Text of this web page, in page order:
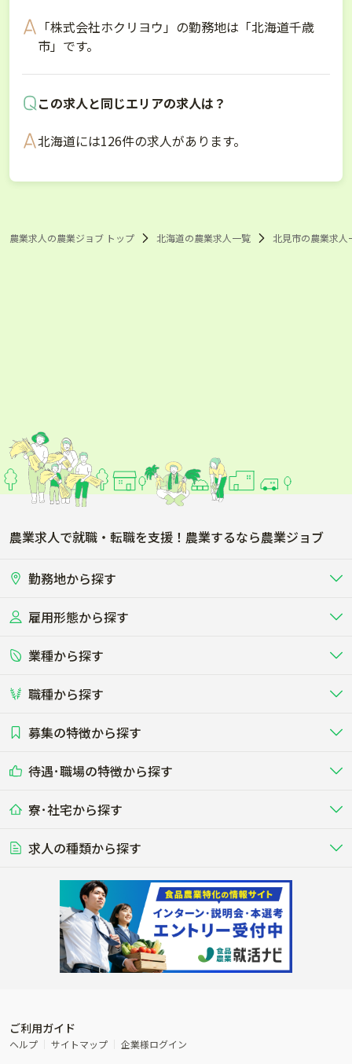
「株式会社ホクリヨウ」の勤務地は「北海道千歳
市」です。
この求人と同じエリアの求人は？
北海道には126件の求人があります。
農業求人の農業ジョブ トップ 北海道の農業求人一覧 北見市の農業求人
農業求人で就職・転職を支援！農業するなら農業ジョブ
勤務地から探す
北海道
関東
東海
雇用形態から探す
正社員 バイト・アルバイト・パート
短期アルバイト
その他（独立・副業など）
業種から探す
畜産（酪農･肉牛･養豚･養鶏など）
酪農
する牧場
養豚
る養豚場
レースで活躍する馬の手入れや子馬
その他畜産
その他動物の畜産業（羊、ウズラな
ど）
畑・圃場で野菜・穀物を生産 ビニールハウスで多様な野菜の生産
稲作
ビニールハウスで観賞用植物の栽
植物工場
環境制御された工場で野菜の生産管
理
農業資材･肥料
農場設備・肥料・飼料の生産・流
農業用の機械・機材の開発・販
流通･商社
農産物・農産品の物流・卸し・輸出
入
製造･加工･販売 福祉
その他農業関連企業
その他業種
木材の植林・伐採・加工、または
漁業･養殖
魚介類の採捕・養殖、または水産加
工場
職種から探す
農場･牧場･現場職
専門職（獣医師･人工授精師･
研究･開発 WEB･IT
その他職種
募集の特徴から探す
未経験歓迎
学歴不問
50代採用実績あり
AT免許OK
内定まで最短1週間 管理者･幹部採用
待遇･職場の特徴から探す
社会保険完備
食事補助あり
年間休日100日以上
経験者優遇 独立支援可能
寮･社宅から探す
単身寮あり
寮･社宅相談可
求人の種類から探す
転職おまかせ求人
ご利用ガイド
ヘルプ サイトマップ 企業様ログイン